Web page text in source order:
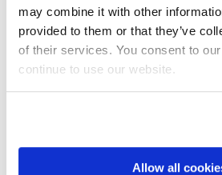
may combine it with other
provided to them or that they’ve
of their services. You consent to
continue to use our website.
Allow all
Scopri di più sul sito Slagkraft